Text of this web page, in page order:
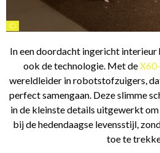
©
In een doordacht ingericht interieur
ook de technologie. Met de
wereldleider in robotstofzuigers,
perfect samengaan. Deze slimme
in de kleinste details uitgewerkt
bij de hedendaagse levensstijl,
toe te